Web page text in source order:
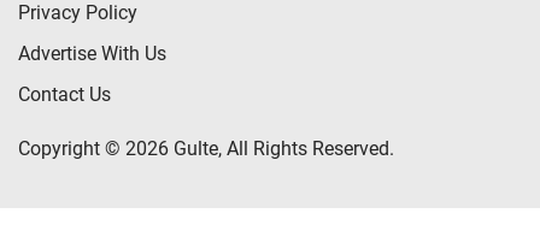
Privacy Policy
Advertise With Us
Contact Us
Copyright © 2026 Gulte, All Rights Reserved.